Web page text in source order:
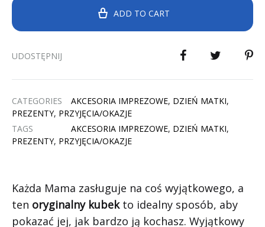
ADD TO CART
UDOSTĘPNIJ
CATEGORIES AKCESORIA IMPREZOWE, DZIEŃ MATKI,
PREZENTY, PRZYJĘCIA/OKAZJE
TAGS
AKCESORIA IMPREZOWE, DZIEŃ MATKI,
PREZENTY, PRZYJĘCIA/OKAZJE
Każda Mama zasługuje na coś wyjątkowego, a
ten oryginalny kubekto idealny sposób, aby
pokazać jej, jak bardzo ją kochasz. Wyjątkowy